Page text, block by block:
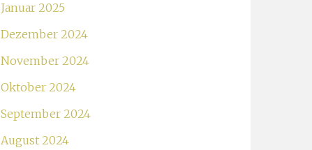
Januar 2025
Dezember 2024
November 2024
Oktober 2024
September 2024
August 2024